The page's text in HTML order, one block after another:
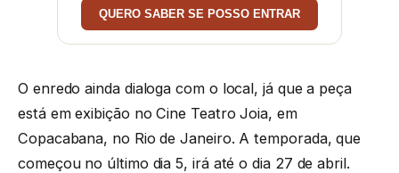
QUERO SABER SE POSSO ENTRAR
O enredo ainda dialoga com o local, já que a peça
está em exibição no Cine Teatro Joia, em
Copacabana, no Rio de Janeiro. A temporada, que
começou no último dia 5, irá até o dia 27 de abril.